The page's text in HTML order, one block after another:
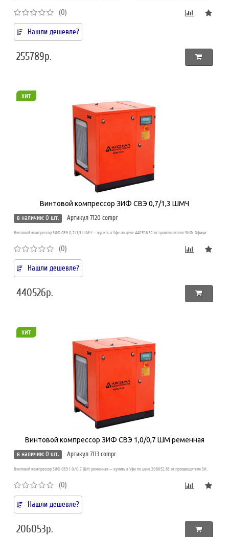
(0)
Нашли дешевле?
255789р.
хит
Винтовой компрессор ЗИФ СВЭ 0,7/1,3 ШМЧ
в наличии: 0 шт.
Артикул 7120 compr
Винтовой компрессор ЗИФ СВЭ 0,7/1,3 ШМЧ — купить в Уфе по цене 440526.32 от производителя ЗИФ. Офици..
(0)
Нашли дешевле?
440526р.
хит
Винтовой компрессор ЗИФ СВЭ 1,0/0,7 ШМ ременная
в наличии: 0 шт.
Артикул 7113 compr
Винтовой компрессор ЗИФ СВЭ 1,0/0,7 ШМ ременная — купить в Уфе по цене 206052.63 от производителя ЗИ..
(0)
Нашли дешевле?
206053р.